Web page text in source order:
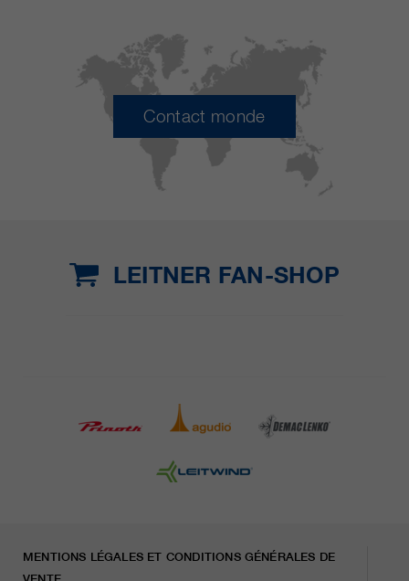
Contact monde
LEITNER FAN-SHOP
MENTIONS LÉGALES ET CONDITIONS GÉNÉRALES DE